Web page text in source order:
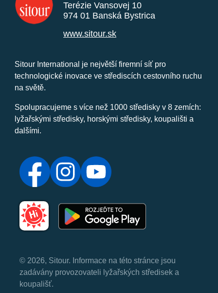
Terézie Vansovej 10
974 01 Banská Bystrica
www.sitour.sk
Sitour International je největší firemní síť pro
technologické inovace ve střediscích cestovního ruchu
na světě.
Spolupracujeme s více než 1000 středisky v 8 zemích:
lyžařskými středisky, horskými středisky, koupališti a
dalšími.
© 2026, Sitour. Informace na této stránce jsou
zadávány provozovateli lyžařských středisek a
koupališť.